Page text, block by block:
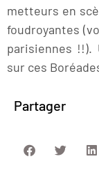
metteurs en
foudroyantes
parisiennes !!).
sur ces
Partager